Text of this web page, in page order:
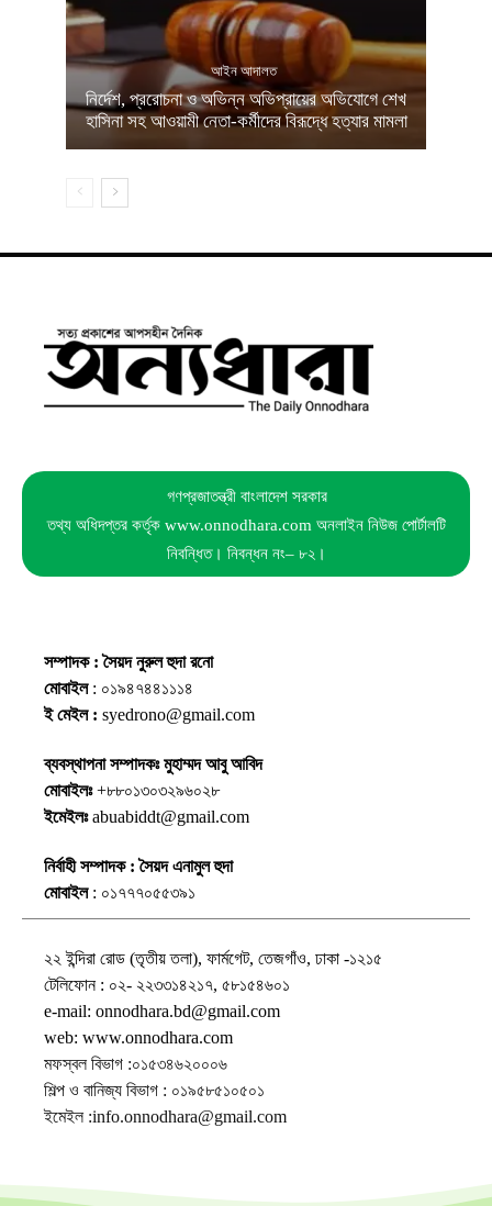
আইন আদালত
নির্দেশ, প্ররোচনা ও অভিন্ন অভিপ্রায়ের অভিযোগে শেখ
হাসিনা সহ আওয়ামী নেতা-কর্মীদের বিরূদ্ধে হত্যার মামলা
গণপ্রজাতন্ত্রী বাংলাদেশ সরকার
তথ্য অধিদপ্তর কর্তৃক www.onnodhara.com অনলাইন নিউজ পোর্টালটি
নিবন্ধিত। নিবন্ধন নং– ৮২।
সম্পাদক : সৈয়দ নুরুল হুদা রনো
মোবাইল: ০১৯৪৭৪৪১১১৪
ই মেইল : syedrono@gmail.com
ব্যবস্থাপনা সম্পাদকঃ মুহাম্মদ আবু আবিদ
মোবাইলঃ+৮৮০১৩০৩২৯৬০২৮
ইমেইলঃabuabiddt@gmail.com
নির্বাহী সম্পাদক : সৈয়দ এনামুল হুদা
মোবাইল: ০১৭৭৭০৫৫৩৯১
২২ ইন্দিরা রোড (তৃতীয় তলা), ফার্মগেট, তেজগাঁও, ঢাকা -১২১৫
টেলিফোন : ০২- ২২৩৩১৪২১৭, ৫৮১৫৪৬০১
e-mail: onnodhara.bd@gmail.com
web: www.onnodhara.com
মফস্বল বিভাগ :০১৫৩৪৬২০০০৬
শিল্প ও বানিজ্য বিভাগ : ০১৯৫৮৫১০৫০১
ইমেইল :info.onnodhara@gmail.com